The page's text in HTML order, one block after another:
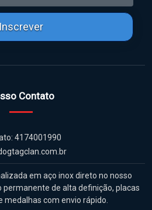
Inscrever
Contato
4174001990
em aço inox direto no nosso
permanente de alta definição, placas
medalhas com envio rápido.